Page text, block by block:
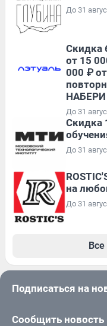
До 31
Скидка
от 15
000 ₽
НАБЕРИ
До 31
Скидка
До 31
на
До 31
Подписаться на
Сообщить новость